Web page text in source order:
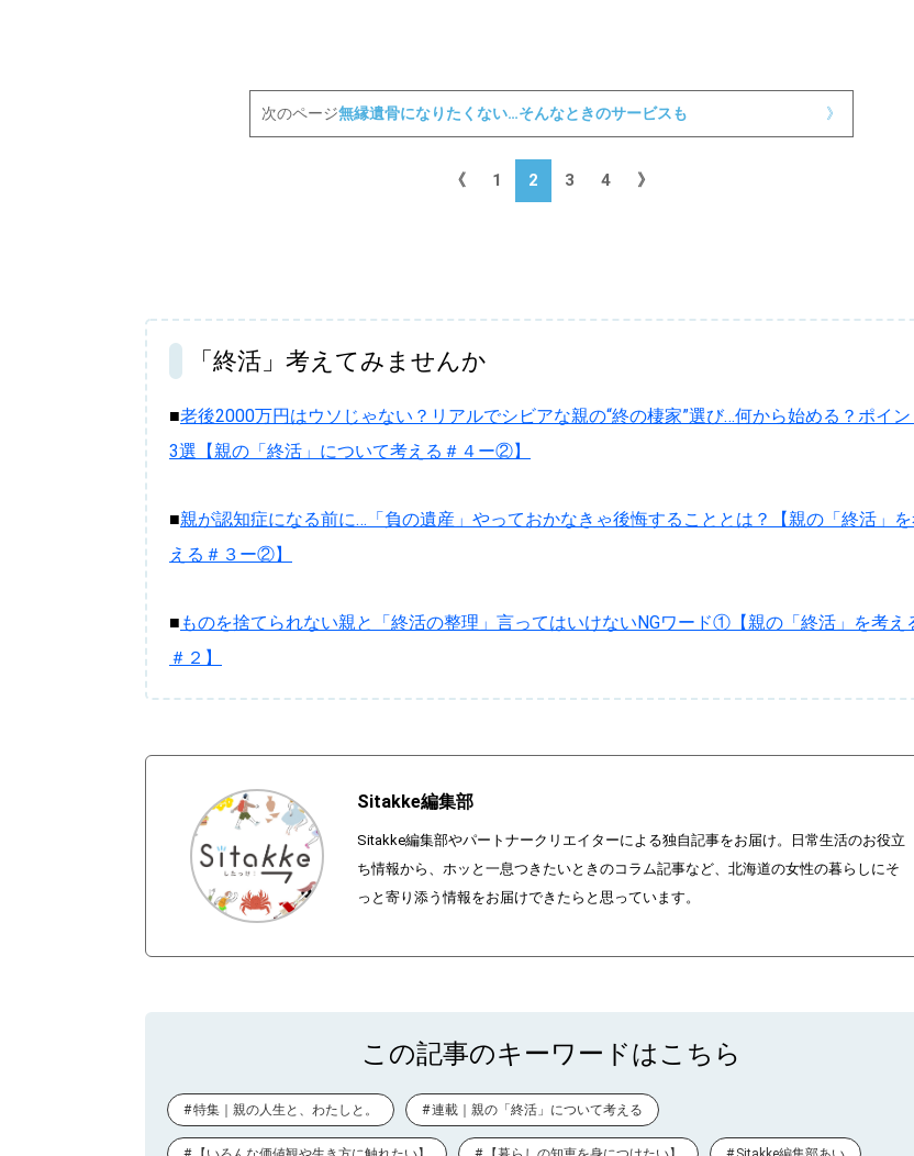
次のページ無縁遺骨になりたくない…そんなときのサービスも 》
《 1 2 3 4 》
「終活」考えてみませんか
■老後2000万円はウソじゃない？リアルでシビアな親の“終の棲家”選び…何から始める？ポイン
3選【親の「終活」について考える＃４ー②】
■親が認知症になる前に…「負の遺産」やっておかなきゃ後悔することとは？【親の「終活」
える＃３ー②】
■ ものを捨てられない親と「終活の整理」言ってはいけないNGワード①【親の「終活」を考え
＃２】
Sitakke編集部
Sitakke編集部やパートナークリエイターによる独自記事をお届け。日常生活のお役立
ち情報から、ホッと一息つきたいときのコラム記事など、北海道の女性の暮らしにそ
っと寄り添う情報をお届けできたらと思っています。
この記事のキーワードはこちら
特集｜親の人生と、わたしと。 連載｜親の「終活」について考える